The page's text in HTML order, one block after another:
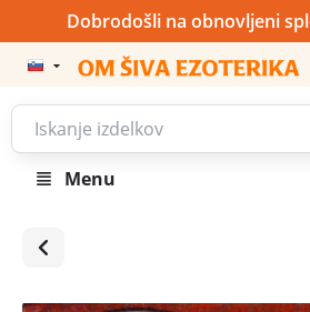
Dobrodošli na obnovljeni
Menu